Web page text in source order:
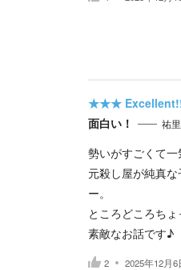
★★★
面白い！
祐里
勢いがすごくて一
元殺し屋が純真
ー。
ところどころちょ
素敵なお話です♪
2 2025年12月6